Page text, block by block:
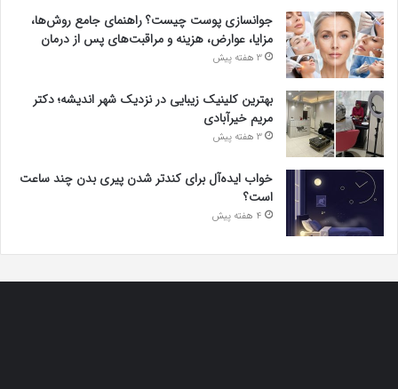
جوانسازی پوست چیست؟ راهنمای جامع روش‌ها،
مزایا، عوارض، هزینه و مراقبت‌های پس از درمان
3 هفته پیش
بهترین کلینیک زیبایی در نزدیک شهر اندیشه؛ دکتر
مریم خیرآبادی
3 هفته پیش
خواب ایده‌آل برای کندتر شدن پیری بدن چند ساعت
است؟
4 هفته پیش